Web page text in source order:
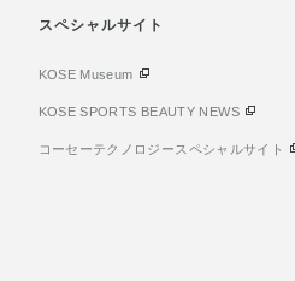
スペシャルサイト
KOSE Museum
KOSE SPORTS BEAUTY NEWS
コーセーテクノロジースペシャルサイト